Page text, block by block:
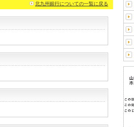
北九州銀行についての一覧に戻る